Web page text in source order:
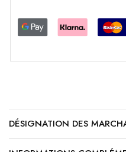
DÉSIGNATION DES